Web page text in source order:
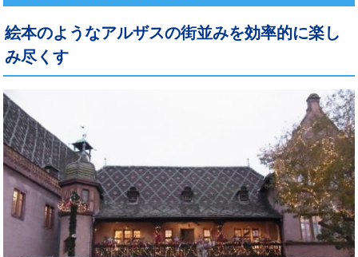
絵本のようなアルザスの街並みを効率的に楽し
み尽くす